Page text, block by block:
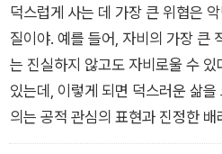
된 일에 반드시 따르는 어려움이기
하려면 많은 친구가 필요할 거야.
한 선물은 없음을 네가 발견하면
“세례를 받는 로렌스 베일리 웰스
덕스럽게 사는 데 가장 큰 위협은
질이야. 예를 들어, 자비의 가장 큰
는 진실하지 않고도 자비로울 수
있는데, 이렇게 되면 덕스러운 삶
의는 공적 관심의 표현과 진정한
조롱한단다. 그리고 상황을 인식했